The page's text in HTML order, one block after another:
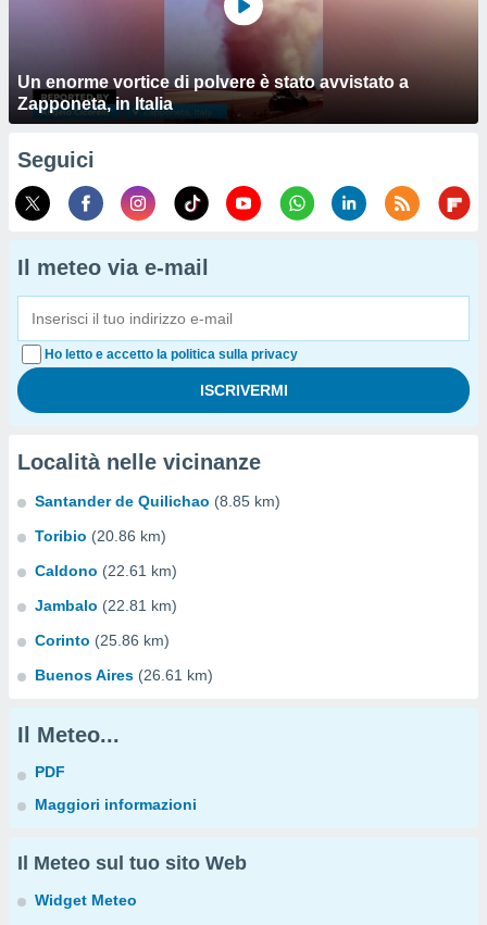
Un enorme vortice di polvere è stato avvistato a
Zapponeta, in Italia
Seguici
Il meteo via e-mail
Ho letto e accetto la politica sulla privacy
Località nelle vicinanze
Santander de Quilichao (8.85 km)
Toribio (20.86 km)
Caldono (22.61 km)
Jambalo (22.81 km)
Corinto (25.86 km)
Buenos Aires (26.61 km)
Il Meteo...
PDF
Maggiori informazioni
Il Meteo sul tuo sito Web
Widget Meteo